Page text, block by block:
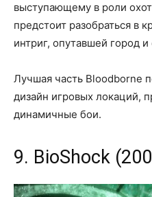
выступающему в роли
предстоит разобраться в
интриг, опутавшей город и
Лучшая часть Bloodborne
дизайн игровых локаций,
динамичные бои.
9. BioShock